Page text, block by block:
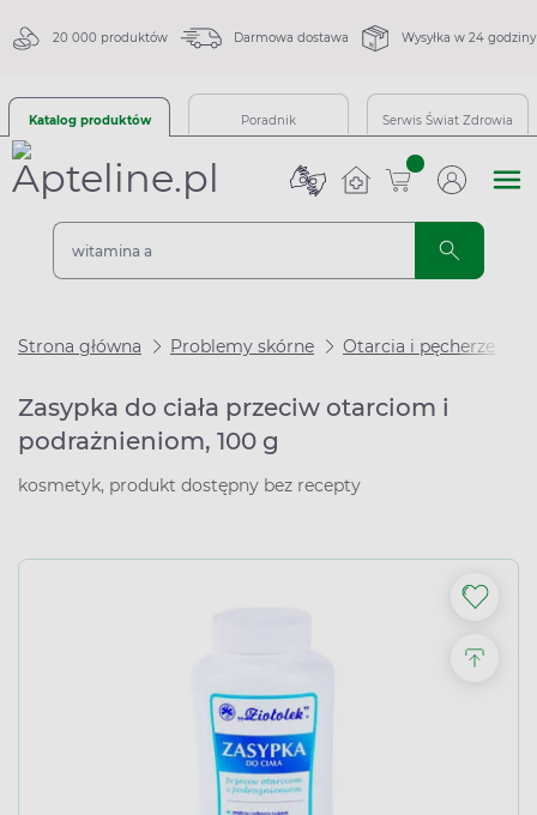
20 000 produktów Darmowa dostawa Wysyłka w 24 godziny
Katalog produktów Poradnik Serwis Świat Zdrowia
sztuk
Strona główna Problemy skórne Otarcia i pęcherze
Zasypka do ciała przeciw otarciom i
podrażnieniom, 100 g
kosmetyk, produkt dostępny bez recepty